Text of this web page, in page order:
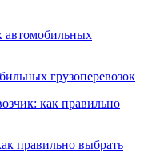
грузоперевозок
правильно выбрать